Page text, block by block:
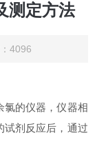
测定方法
4096
的仪器，仪器相
试剂反应后，通过